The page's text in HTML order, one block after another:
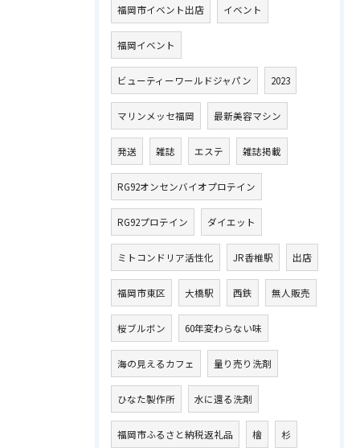
福岡市イベント出店 イベント
福岡イベント
ビューティーワールドジャパン 2023
マリンメッセ福岡 最新美容マシン
発送 雑誌 エステ 雑誌掲載
RG92オンセンバイオプロテイン
RG92プロテイン ダイエット
ミトコンドリア活性化 JR香椎駅 出店
福岡市東区 大橋駅 西鉄 無人販売
桜ブルボン 60年変わらない味
海の見えるカフェ 量り売り洗剤
ひなた製作所 水に還る洗剤
福岡市ふるさと納税返礼品 檜 杉